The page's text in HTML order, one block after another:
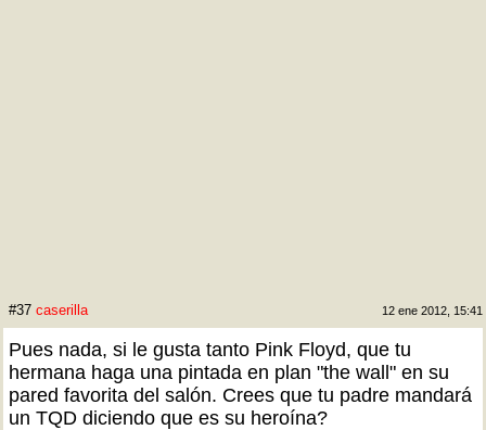
#37 caserilla 12 ene 2012, 15:41
Pues nada, si le gusta tanto Pink Floyd, que tu
hermana haga una pintada en plan "the wall" en su
pared favorita del salón. Crees que tu padre mandará
un TQD diciendo que es su heroína?